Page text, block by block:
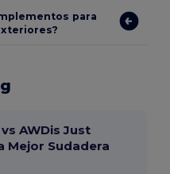
para
AWDis Just
Mejor Sudadera